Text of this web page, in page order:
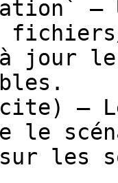
jour
—
le
les